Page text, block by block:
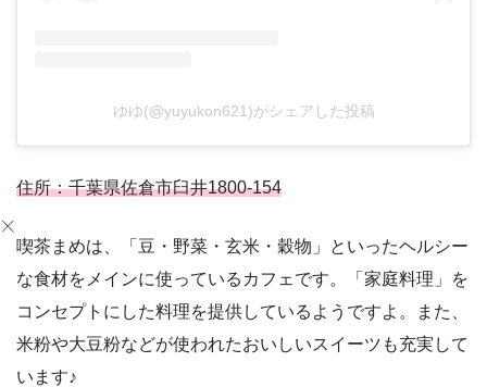
ゆゆ(@yuyukon621)がシェアした投稿
住所：千葉県佐倉市臼井1800-154
喫茶まめは、「豆・野菜・玄米・穀物」といったヘルシー
な食材をメインに使っているカフェです。「家庭料理」を
コンセプトにした料理を提供しているようですよ。また、
米粉や大豆粉などが使われたおいしいスイーツも充実して
います♪